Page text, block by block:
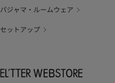
パジャマ・ルームウェア
セットアップ